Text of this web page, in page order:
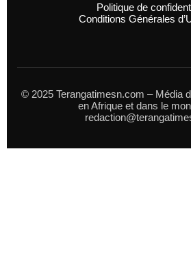
Politique de
Conditions Générales
© 2025 Terangatimesn.com – Média
en Afrique et dans le